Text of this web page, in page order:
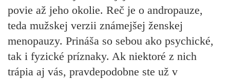
povie až jeho okolie. Reč je o andropauze,
teda mužskej verzii známejšej ženskej
menopauzy. Prináša so sebou ako psychické,
tak i fyzické príznaky. Ak niektoré z nich
trápia aj vás, pravdepodobne ste už v